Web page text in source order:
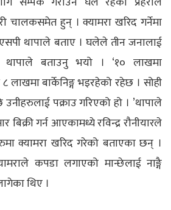
चालकसमेत हुन् । क्यामरा खरिद गर्नेमा
थापाले बताए । घलेले तीन जनालाई
थापाले बताउनु भयो । ‘१० लाखमा
बार्केनिङ्ग भइरहेको रहेछ । सोही
पक्राउ गरिएको हो । ’थापाले
बिक्री गर्न आएकामध्ये रविन्द्र रौनीयारले
क्यामरा खरिद गरेको बताएका छन् ।
कपडा लगाएको मान्छेलाई नाङ्गै
थिए ।